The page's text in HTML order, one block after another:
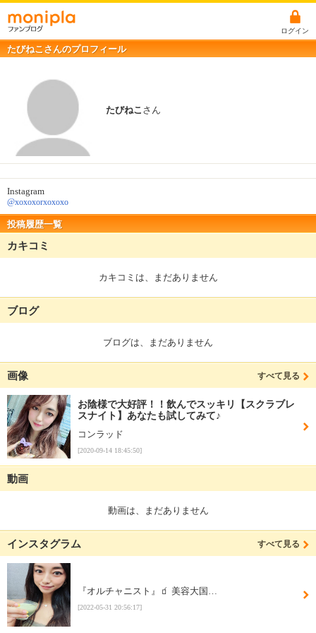
ログイン
たびねこさんのプロフィール
たびねこ さん
Instagram
@xoxoxorxoxoxo
投稿履歴一覧
カキコミ
カキコミは、まだありません
ブログ
ブログは、まだありません
画像 すべて見る
お陰様で大好評！！飲んでスッキリ【スクラブレ
スナイト】あなたも試してみて♪
コンラッド
[2020-09-14 18:45:50]
動画
動画は、まだありません
インスタグラム すべて見る
『オルチャニスト』🧃 美容大国…
[2022-05-31 20:56:17]